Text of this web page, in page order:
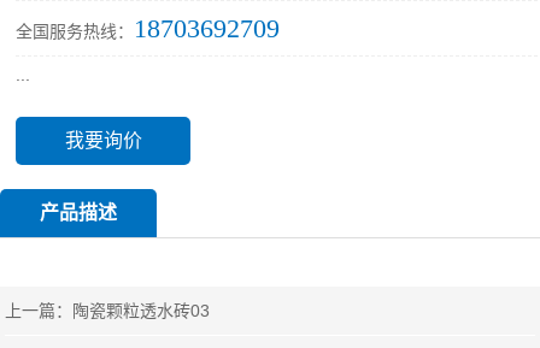
全国服务热线： 18703692709
我要询价
产品描述
上一篇： 陶瓷颗粒透水砖03